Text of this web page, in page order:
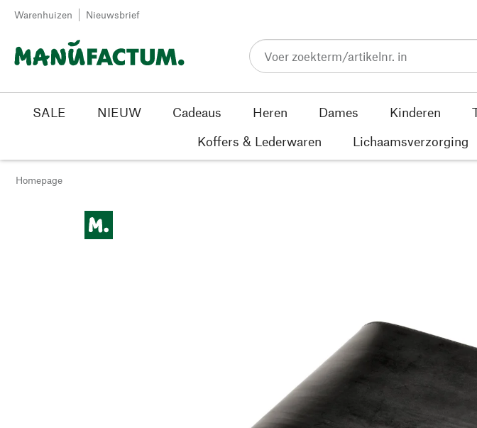
Passer au contenu
Warenhuizen Nieuwsbrief
SALE NIEUW Cadeaus Heren Dames Kinderen
Koffers & Lederwaren
Lichaamsverzorging
Homepage